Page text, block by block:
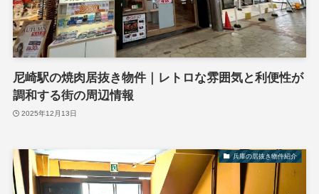
尼崎駅の焼肉居抜き物件｜レトロな雰囲気と利便性が
調和する街の周辺情報
2025年12月13日
兵庫の居抜き物件紹介